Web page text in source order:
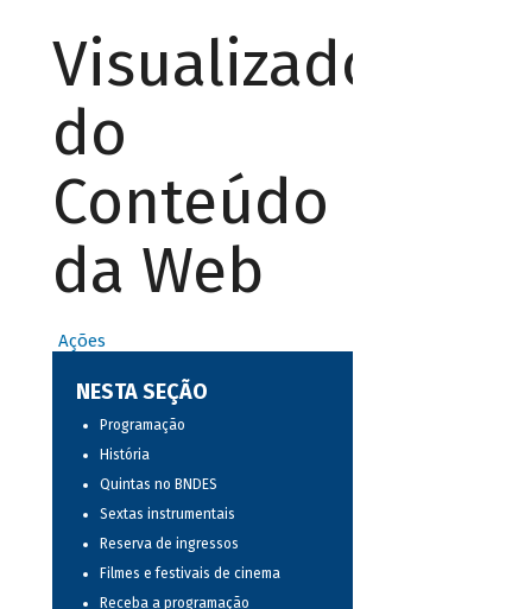
Visualizador
do
Conteúdo
da Web
Ações
NESTA SEÇÃO
Programação
História
Quintas no BNDES
Sextas instrumentais
Reserva de ingressos
Filmes e festivais de cinema
Receba a programação